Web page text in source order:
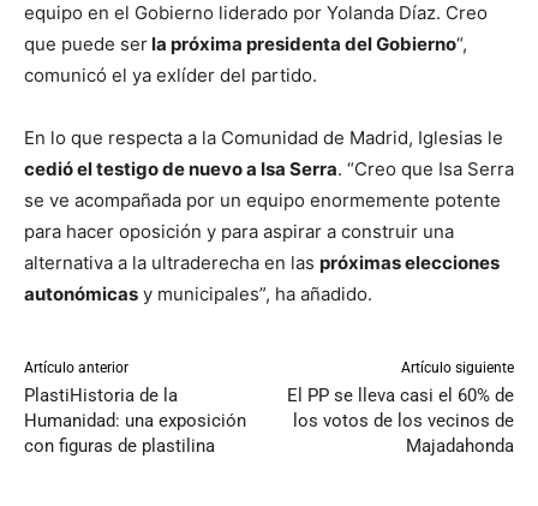
equipo en el Gobierno liderado por Yolanda Díaz. Creo
que puede serla próxima presidenta del Gobierno“,
comunicó el ya exlíder del partido.
En lo que respecta a la Comunidad de Madrid, Iglesias le
cedió el testigo de nuevo a Isa Serra. “Creo que Isa Serra
se ve acompañada por un equipo enormemente potente
para hacer oposición y para aspirar a construir una
alternativa a la ultraderecha en las próximas elecciones
autonómicas y municipales”, ha añadido.
Artículo anterior
PlastiHistoria de la
Humanidad: una exposición
con figuras de plastilina
Artículo siguiente
El PP se lleva casi el 60% de
los votos de los vecinos de
Majadahonda